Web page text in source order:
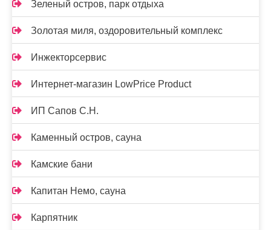
Зеленый остров, парк отдыха
Золотая миля, оздоровительный комплекс
Инжекторсервис
Интернет-магазин LowPrice Product
ИП Сапов С.Н.
Каменный остров, сауна
Камские бани
Капитан Немо, сауна
Карпятник